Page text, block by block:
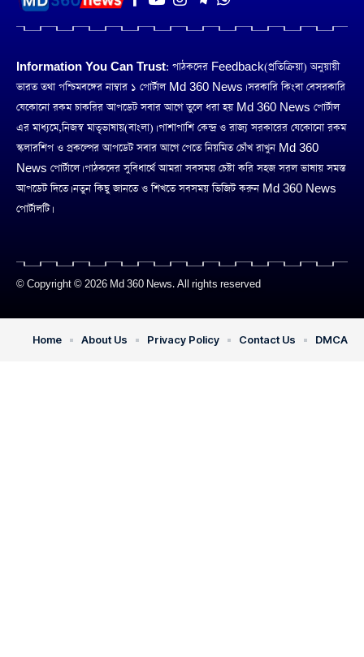
Information You Can Trust: পাঠকদের Feedback(প্রতিক্রিয়া) অনুয়ায়ী
ভারত তথা পশ্চিমবঙ্গের নাম্বার ১ পোর্টাল Md 360 News। সরকারি কিংবা বেসরকারি
যেকোনো রকম চাকরির আপডেট সবার আগে তুলে ধরা হয় Md 360 News পোর্টাল
এর মাধ্যমে,নিজস্ব মাতৃভাষায়(বাংলা)। পাশাপাশি কেন্দ্র ও রাজ্য সরকারের যেকোনো রকম
স্কলারশিপ ও প্রকল্পের আপডেট সবার আগে পেতে নিয়মিত চোঁখ রাখুন Md 360
News পোর্টালে। পাঠকদের সুবিধার্থে আমরা সবসময় চেষ্টা করি সহজ সরল ভাষায় সমস্ত
আপডেট দিতে। নতুন কিছু জানতে ও শিখতে সবসময় ভিজিট করুন Md 360 News
পোর্টালটি।
© Copyright © 2026 Md 360 News. All rights reserved
Home About Us Privacy Policy Contact Us DMCA